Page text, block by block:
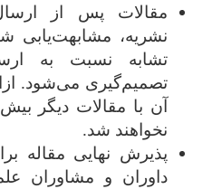
مقالات پس از
نشریه، مشابهت‌یابی
تشابه نسبت به
تصمیم‌گیری می‌شود.
نخواهند شد.
پذیرش نهایی مقاله
داوران و مشاوران